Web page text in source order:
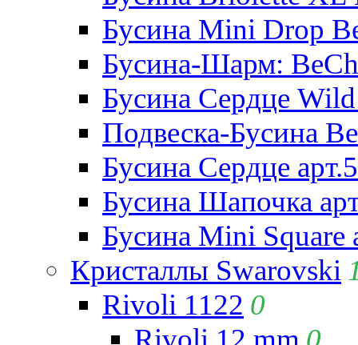
Бусина Mini Drop
Бусина-Шарм:
Бусина Сердце
Подвеска-Бусина
Бусина Сердце
Бусина Шапочка
Бусина Mini Square
Кристаллы Swarovski
Rivoli 1122 0